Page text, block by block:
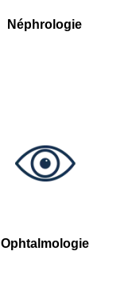
Néphrologie
Ophtalmologie